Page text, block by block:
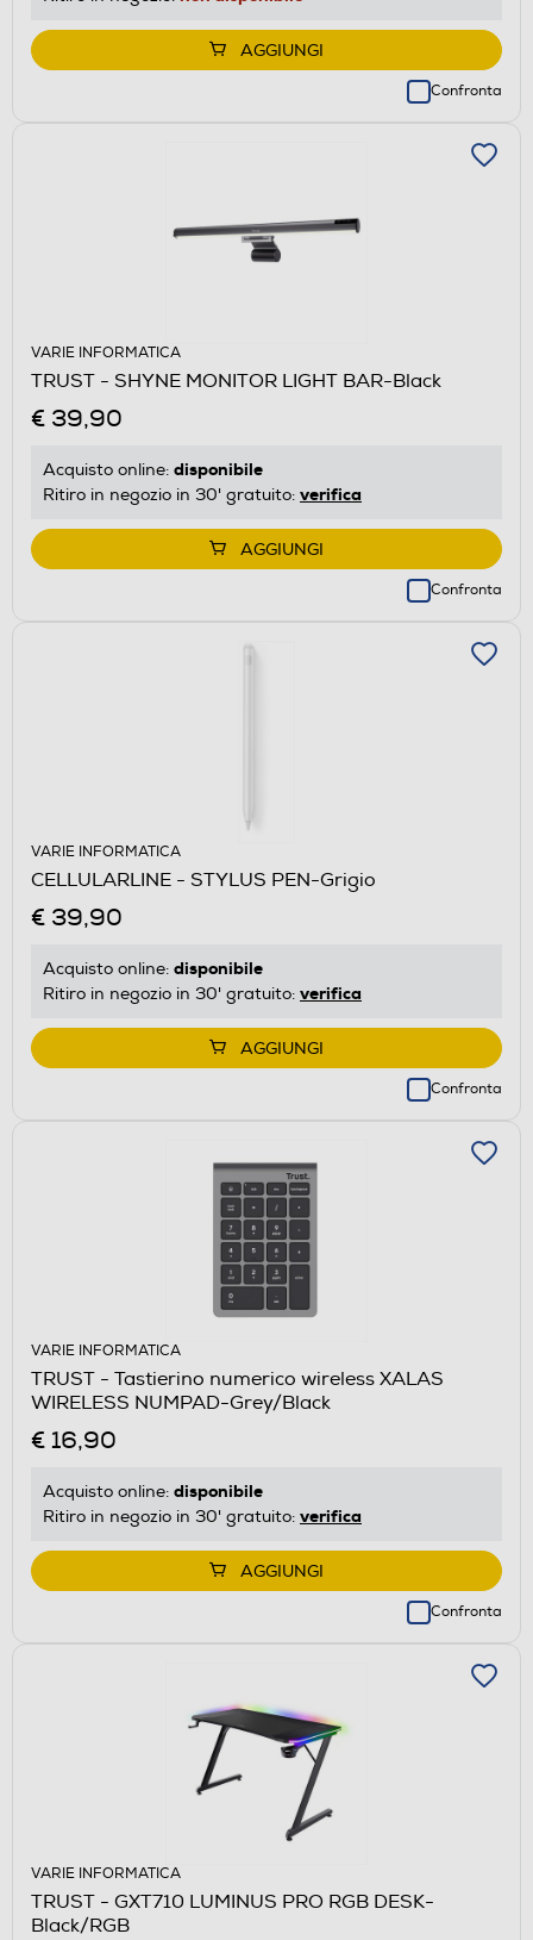
AGGIUNGI
Confronta
VARIE INFORMATICA
TRUST - SHYNE MONITOR LIGHT BAR-Black
€ 39,90
Acquisto online: disponibile
Ritiro in negozio in 30' gratuito: verifica
AGGIUNGI
Confronta
VARIE INFORMATICA
CELLULARLINE - STYLUS PEN-Grigio
€ 39,90
Acquisto online: disponibile
Ritiro in negozio in 30' gratuito: verifica
AGGIUNGI
Confronta
VARIE INFORMATICA
TRUST - Tastierino numerico wireless XALAS
WIRELESS NUMPAD-Grey/Black
€ 16,90
Acquisto online: disponibile
Ritiro in negozio in 30' gratuito: verifica
AGGIUNGI
Confronta
VARIE INFORMATICA
TRUST - GXT710 LUMINUS PRO RGB DESK-
Black/RGB